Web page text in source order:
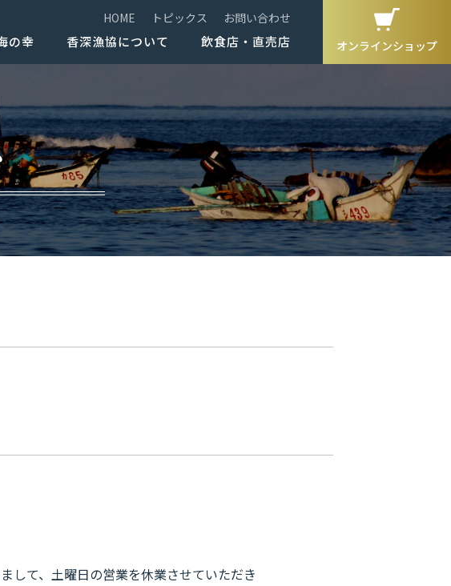
HOME トピックス お問い合わせ
の幸 香深漁協について 飲食店・直売店 オンラインショップ
して、土曜日の営業を休業させていただき